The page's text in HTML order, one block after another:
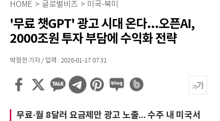
HOME > 글로벌비즈 > 미국·북미
'무료 챗GPT' 광고 시대 온다...오픈AI,
2000조원 투자 부담에 수익화 전략
박정한 기자 / 입력 : 2026-01-17 07:31
무료·월 8달러 요금제만 광고 노출... 수주 내 미국서